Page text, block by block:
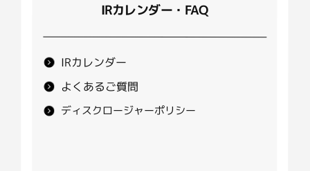
IRカレンダー・FAQ
IRカレンダー
よくあるご質問
ディスクロージャーポリシー